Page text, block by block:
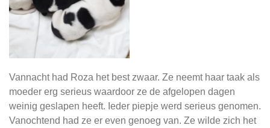
Vannacht had Roza het best zwaar. Ze neemt haar taak als
moeder erg serieus waardoor ze de afgelopen dagen
weinig geslapen heeft. Ieder piepje werd serieus genomen.
Vanochtend had ze er even genoeg van. Ze wilde zich het